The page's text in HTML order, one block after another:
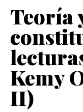
Teoría
Kemy
II)